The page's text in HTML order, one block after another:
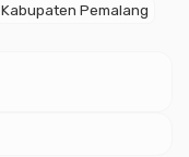
Kabupaten Pemalang